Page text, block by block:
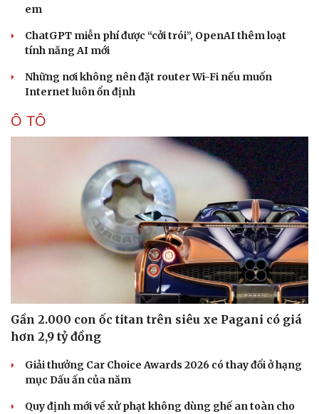
em
ChatGPT miễn phí được “cởi trói”, OpenAI thêm loạt
tính năng AI mới
Những nơi không nên đặt router Wi-Fi nếu muốn
Internet luôn ổn định
Ô TÔ
Gần 2.000 con ốc titan trên siêu xe Pagani có giá
hơn 2,9 tỷ đồng
Giải thưởng Car Choice Awards 2026 có thay đổi ở hạng
mục Dấu ấn của năm
Quy định mới về xử phạt không dùng ghế an toàn cho